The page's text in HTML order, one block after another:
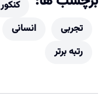
کنکور
تجربی
انسانی
رتبه برتر